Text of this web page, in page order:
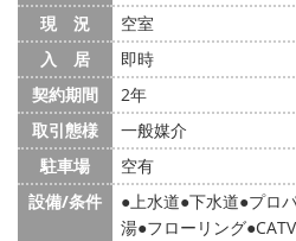
現 況
空室
入 居
即時
契約期間
2年
取引態様
一般媒介
駐車場
空有
設備/条件
上水道 下水道 プロ
湯 フローリング CATV